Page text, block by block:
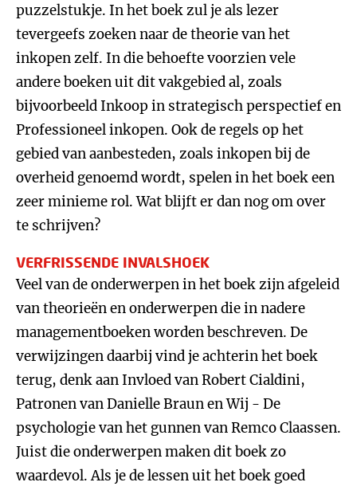
puzzelstukje. In het boek zul je als lezer
tevergeefs zoeken naar de theorie van het
inkopen zelf. In die behoefte voorzien vele
andere boeken uit dit vakgebied al, zoals
bijvoorbeeld Inkoop in strategisch perspectief en
Professioneel inkopen. Ook de regels op het
gebied van aanbesteden, zoals inkopen bij de
overheid genoemd wordt, spelen in het boek een
zeer minieme rol. Wat blijft er dan nog om over
te schrijven?
VERFRISSENDE INVALSHOEK
Veel van de onderwerpen in het boek zijn afgeleid
van theorieën en onderwerpen die in nadere
managementboeken worden beschreven. De
verwijzingen daarbij vind je achterin het boek
terug, denk aan Invloed van Robert Cialdini,
Patronen van Danielle Braun en Wij - De
psychologie van het gunnen van Remco Claassen.
Juist die onderwerpen maken dit boek zo
waardevol. Als je de lessen uit het boek goed